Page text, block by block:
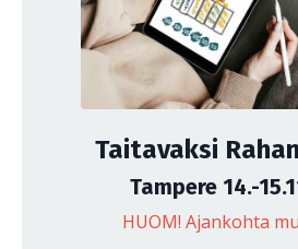
Taitavaksi
Tampere 14.-
HUOM! Ajankohta